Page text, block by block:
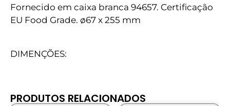
Fornecido em caixa branca 94657. Certificação
EU Food Grade. ø67 x 255 mm
DIMENÇÕES:
PRODUTOS RELACIONADOS